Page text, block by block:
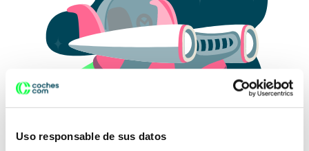
Uso responsable de sus datos